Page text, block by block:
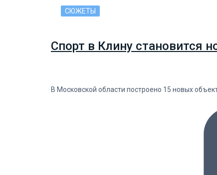
СЮЖЕТЫ
Спорт в Клину становится
В Московской области построено 15 новых